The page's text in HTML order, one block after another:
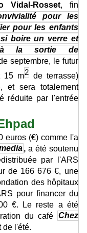
Vidal-Rosset, fin
pour les
pour les enfants
boire un verre et
à la sortie de
septembre, le futur
15 m2 de terrasse)
et sera totalement
réduite par l'entrée
euros (€) comme l'a
,a été soutenu
par l'ARS
de 166 676 €, une
des hôpitaux
pour financer du
€. Le reste a été
du café Chez
de l'été.